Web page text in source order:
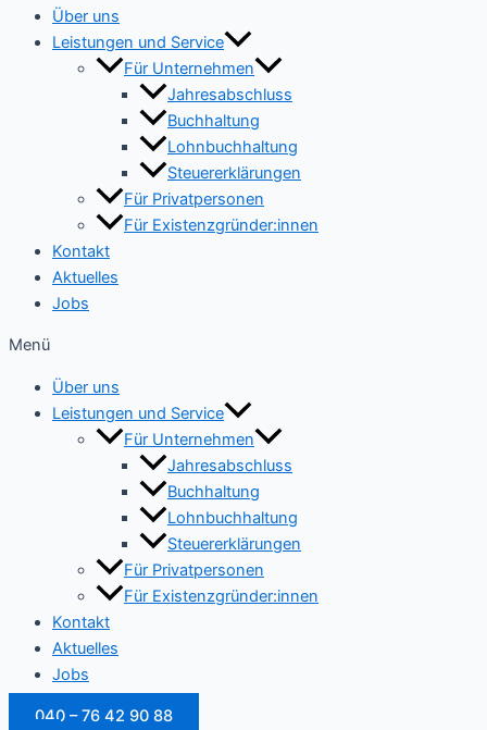
Über uns
Leistungen und Service
Für Unternehmen
Jahresabschluss
Buchhaltung
Lohnbuchhaltung
Steuererklärungen
Für Privatpersonen
Für Existenzgründer:innen
Kontakt
Aktuelles
Jobs
Menü
Über uns
Leistungen und Service
Für Unternehmen
Jahresabschluss
Buchhaltung
Lohnbuchhaltung
Steuererklärungen
Für Privatpersonen
Für Existenzgründer:innen
Kontakt
Aktuelles
Jobs
040 – 76 42 90 88